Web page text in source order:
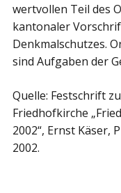
wertvollen Teil des
kantonaler
Denkmalschutzes.
sind Aufgaben der
Quelle: Festschrift
Friedhofkirche
2002“, Ernst Käser,
2002.